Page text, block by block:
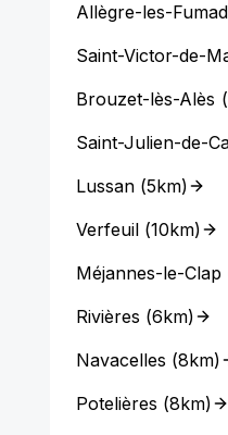
Allègre-les-
Saint-Victor-de-
Brouzet-lès-Alès (
Saint-Julien-de-
Lussan(5km)
Verfeuil(10km)
Méjannes-le-Clap
Rivières (6km)
Navacelles (8km)
Potelières (8km)